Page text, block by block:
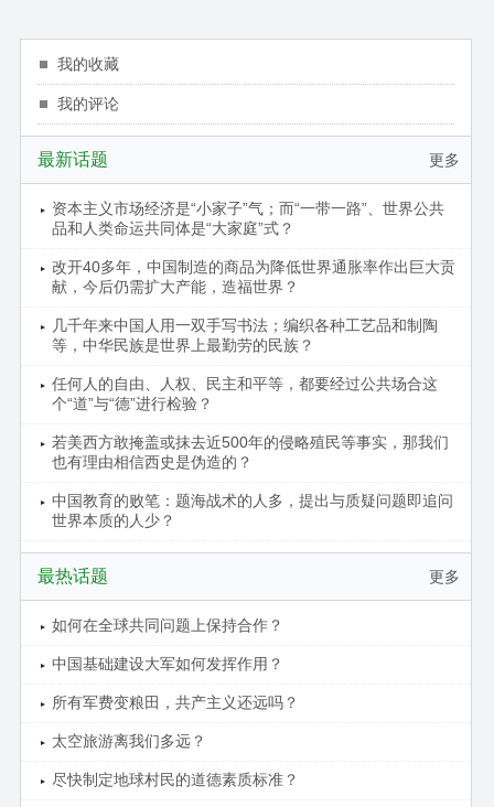
我的收藏
我的评论
更多
最新话题
资本主义市场经济是“小家子”气；而“一带一路”、世界公共
品和人类命运共同体是“大家庭”式？
改开40多年，中国制造的商品为降低世界通胀率作出巨大贡
献，今后仍需扩大产能，造福世界？
几千年来中国人用一双手写书法；编织各种工艺品和制陶
等，中华民族是世界上最勤劳的民族？
任何人的自由、人权、民主和平等，都要经过公共场合这
个“道”与“德”进行检验？
若美西方敢掩盖或抹去近500年的侵略殖民等事实，那我们
也有理由相信西史是伪造的？
中国教育的败笔：题海战术的人多，提出与质疑问题即追问
世界本质的人少？
更多
最热话题
如何在全球共同问题上保持合作？
中国基础建设大军如何发挥作用？
所有军费变粮田，共产主义还远吗？
太空旅游离我们多远？
尽快制定地球村民的道德素质标准？